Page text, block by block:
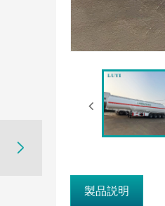

製品説明